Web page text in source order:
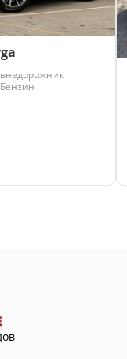
внедорожник
Бензин